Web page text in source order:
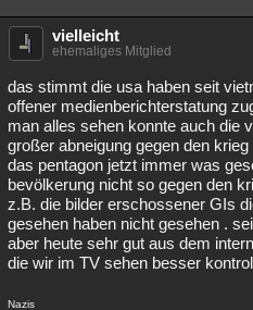
Lesenswert Schlüsselwörter
vielleicht
ehemaliges Mitglied
das stimmt die usa haben seit
offener medienberichterstatung
man alles sehen konnte auch die
großer abneigung gegen den
das pentagon jetzt immer was
bevölkerung nicht so gegen den
z.B. die bilder erschossener GIs
gesehen haben nicht gesehen .
aber heute sehr gut aus dem
die wir im TV sehen besser
Nazis